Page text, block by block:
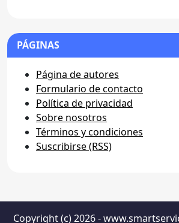
PÁGINAS
Página de autores
Formulario de contacto
Política de privacidad
Sobre nosotros
Términos y condiciones
Suscribirse (RSS)
Copyright (c) 2026 -